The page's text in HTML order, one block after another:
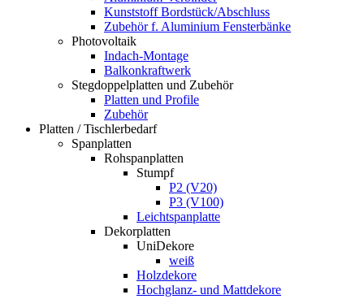
Kunststoff Bordstück/Abschluss
Zubehör f. Aluminium Fensterbänke
Photovoltaik
Indach-Montage
Balkonkraftwerk
Stegdoppelplatten und Zubehör
Platten und Profile
Zubehör
Platten / Tischlerbedarf
Spanplatten
Rohspanplatten
Stumpf
P2 (V20)
P3 (V100)
Leichtspanplatte
Dekorplatten
UniDekore
weiß
Holzdekore
Hochglanz- und Mattdekore